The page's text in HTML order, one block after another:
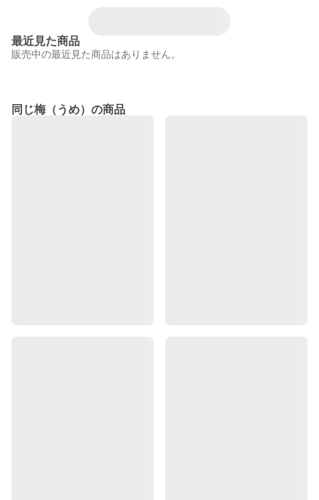
最近見た商品
販売中の最近見た商品はありません。
同じ梅（うめ）の商品